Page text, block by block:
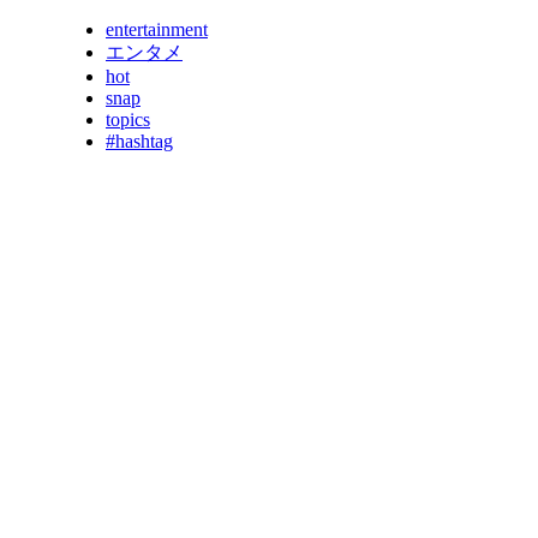
entertainment
エンタメ
hot
snap
topics
#hashtag